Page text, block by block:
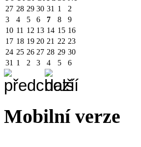
27 28 29 30 31 1
2
3
4 5 6 7 8
9
10 11 12 13 14 15 16
17 18 19 20 21 22 23
24 25 26 27 28 29 30
31 1 2 3 4 5 6
Mobilní verze